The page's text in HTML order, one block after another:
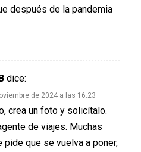
después de la pandemia
dice:
de 2024 a las 16:23
crea un foto y solicítalo.
de viajes. Muchas
pide que se vuelva a poner,